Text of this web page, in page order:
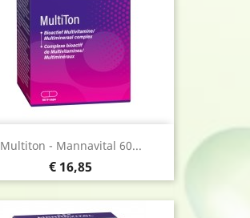
Multiton - Mannavital 60...
Prijs
€ 16,85